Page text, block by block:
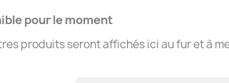
pour le moment
produits seront affichés ici au fur et à